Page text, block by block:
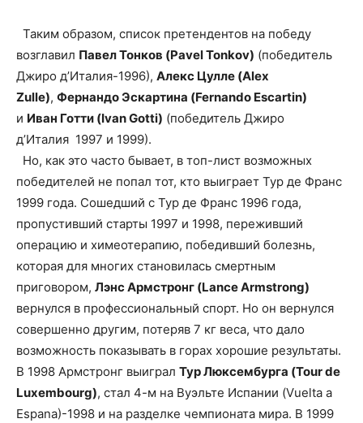
Таким образом, список претендентов на победу
возглавил Павел Тонков (Pavel Tonkov) (победитель
Джиро д’Италия-1996), Алекс Цулле (Alex
Zulle), Фернандо Эскартина (Fernando Escartin)
и Иван Готти (Ivan Gotti) (победитель Джиро
д’Италия 1997 и 1999).
Но, как это часто бывает, в топ-лист возможных
победителей не попал тот, кто выиграет Тур де Франс
1999 года. Сошедший с Тур де Франс 1996 года,
пропустивший старты 1997 и 1998, переживший
операцию и химеотерапию, победивший болезнь,
которая для многих становилась смертным
приговором, Лэнс Армстронг (Lance Armstrong)
вернулся в профессиональный спорт. Но он вернулся
совершенно другим, потеряв 7 кг веса, что дало
возможность показывать в горах хорошие результаты.
В 1998 Армстронг выиграл Тур Люксембурга (Tour de
Luxembourg), стал 4-м на Вуэльте Испании (Vuelta a
Espana)-1998 и на разделке чемпионата мира. В 1999